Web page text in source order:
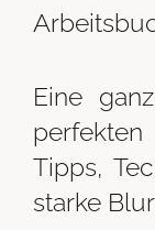
Eine
Tipps,
starke